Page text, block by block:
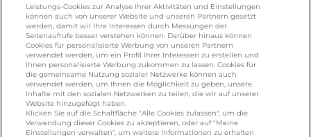
KONTAKT
foodservice.info@de.lactalis.com
Lactalis Deutschland GmbH - Tel: +49 (0)751
887 366 /lactalis.de
Omira Bodenseemilch GmbH - Tel: +49
(0)751 887 366 /omira.de
Leistungs-Cookies zur Analyse Ihrer Aktivitäten und Einstellungen
können auch von unserer Website und unseren Partnern gesetzt
werden, damit wir Ihre Interessen durch Messungen der
Seitenaufrufe besser verstehen können. Darüber hinaus können
Cookies für personalisierte Werbung von unseren Partnern
verwendet werden, um ein Profil Ihrer Interessen zu erstellen und
Ihnen personalisierte Werbung zukommen zu lassen. Cookies für
die gemeinsame Nutzung sozialer Netzwerke können auch
verwendet werden, um Ihnen die Möglichkeit zu geben, unsere
Inhalte mit den sozialen Netzwerken zu teilen, die wir auf unserer
Website hinzugefügt haben.
Klicken Sie auf die Schaltfläche "Alle Cookies zulassen", um die
Verwendung dieser Cookies zu akzeptieren, oder auf "Meine
Einstellungen verwalten", um weitere Informationen zu erhalten